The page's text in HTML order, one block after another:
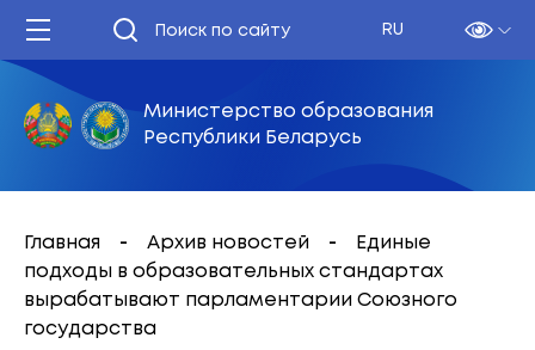
RU
Министерство образования
Республики Беларусь
Главная Архив новостей
Единые
подходы в образовательных стандартах
вырабатывают парламентарии Союзного
государства